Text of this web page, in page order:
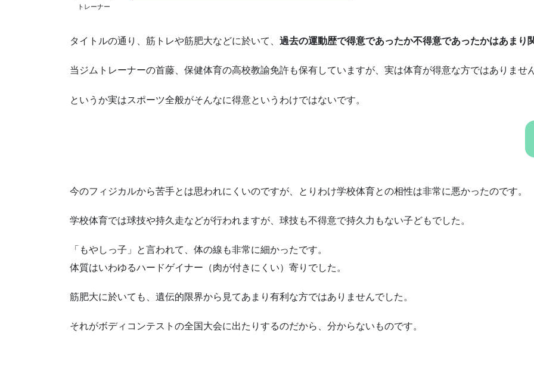
トレーナー
タイトルの通り、筋トレや筋肥大などに於いて、 過去の運動歴で得意であったか不得意であったかはあまり
当ジムトレーナーの首藤、保健体育の高校教諭免許も保有していますが、実は体育が得意な方ではありませ
というか実はスポーツ全般がそんなに得意というわけではないです。
今のフィジカルから苦手とは思われにくいのですが、とりわけ学校体育との相性は非常に悪かったのです。
学校体育では球技や持久走などが行われますが、球技も不得意で持久力もない子どもでした。
「もやしっ子」と言われて、体の線も非常に細かったです。
体質はいわゆるハードゲイナー（肉が付きにくい）寄りでした。
筋肥大に於いても、遺伝的限界から見てあまり有利な方ではありませんでした。
それがボディコンテストの全国大会に出たりするのだから、分からないものです。